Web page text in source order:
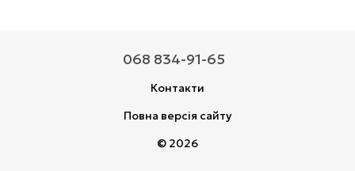
068 834-91-65
Контакти
Повна версія сайту
© 2026